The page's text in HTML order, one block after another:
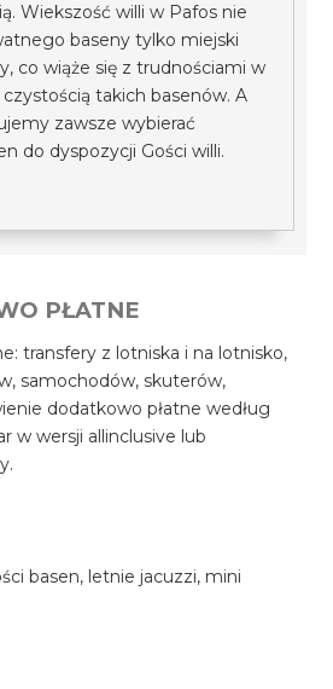
Wiekszość willi w Pafos nie
baseny tylko miejski
co wiąże się z trudnościami w
takich basenów. A
zawsze wybierać
do dyspozycji Gości willi.
PŁATNE
transfery z lotniska i na lotnisko,
samochodów, skuterów,
dodatkowo płatne według
w wersji allinclusive lub
basen, letnie jacuzzi, mini